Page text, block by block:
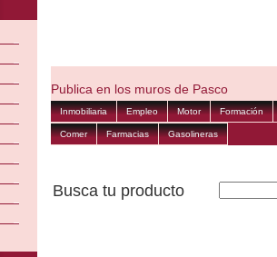
Publica en los muros de Pasco
Inmobiliaria Empleo Motor Formación
Comer Farmacias Gasolineras
Busca tu producto